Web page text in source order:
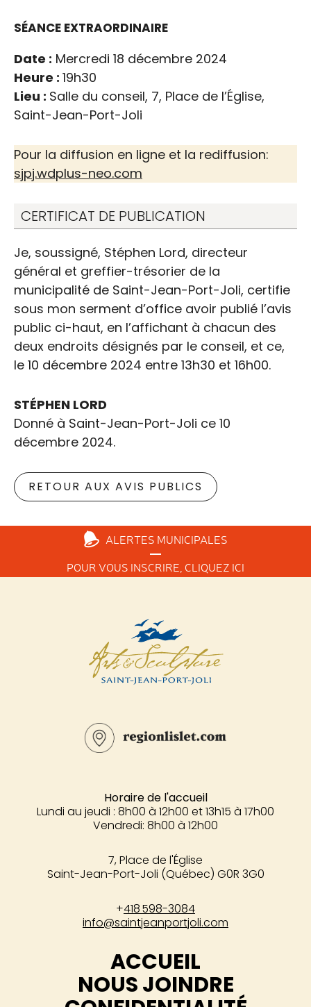
Adoption des prévisions
budgétaires 2025 et du
plan triennal des
immobilisations
SÉANCE EXTRAORDINAIRE
Date : Mercredi 18 décembre 2024
Heure : 19h30
Lieu : Salle du conseil, 7, Place de l’Église,
Saint-Jean-Port-Joli
Pour la diffusion en ligne et la rediffusion:
sjpj.wdplus-neo.com
CERTIFICAT DE PUBLICATION
Je, soussigné, Stéphen Lord, directeur
général et greffier-trésorier de la
municipalité de Saint-Jean-Port-Joli, certifie
sous mon serment d’office avoir publié l’avis
public ci-haut, en l’affichant à chacun des
deux endroits désignés par le conseil, et ce,
le 10 décembre 2024 entre 13h30 et 16h00.
STÉPHEN LORD
Donné à Saint-Jean-Port-Joli ce 10
décembre 2024.
RETOUR AUX AVIS PUBLICS
ALERTES MUNICIPALES
POUR VOUS INSCRIRE, CLIQUEZ ICI
Horaire de l'accueil
Lundi au jeudi : 8h00 à 12h00 et 13h15 à 17h00
Vendredi: 8h00 à 12h00
7, Place de l'Église
Saint-Jean-Port-Joli (Québec) G0R 3G0
+418 598-3084
info@saintjeanportjoli.com
ACCUEIL
NOUS JOINDRE